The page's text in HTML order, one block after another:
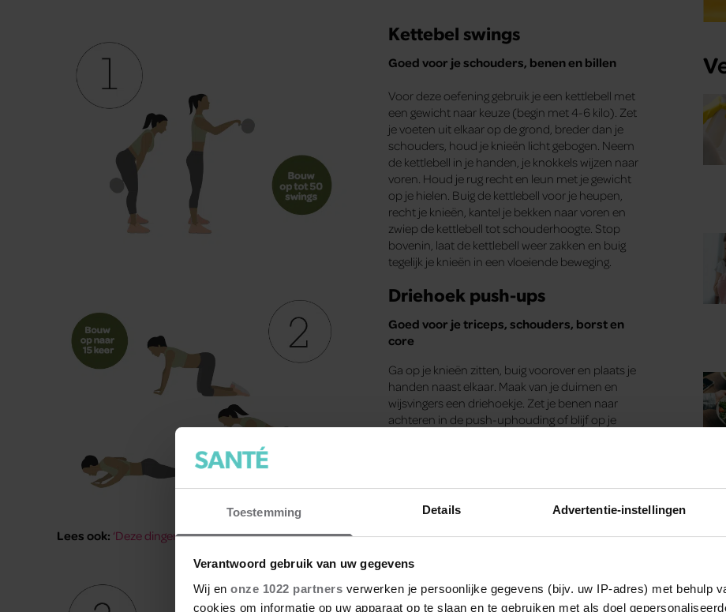
Toestemming Details Advertentie-instellingen
Verantwoord gebruik van uw gegevens
Wij en onze 1022 partners verwerken je persoonlijke gegevens (bijv. uw IP-adres) met behulp
cookies om informatie op uw apparaat op te slaan en te gebruiken met als doel
Kettebel swings
Goed voor je schouders, benen en billen
Voor deze oefening gebruik je een kettlebell met
een gewicht naar keuze (begin met 4-6 kilo). Zet
je voeten uit elkaar op de grond, breder dan je
schouders, houd je knieën licht gebogen. Neem
de kettlebell in je handen, je knokkels wijzen naar
voren. Houd je rug recht en leun met je gewicht
op je hielen. Buig de kettlebell voor je heupen,
recht je knieën, kantel je bekken naar voren en
zwiep de kettlebell tot schouderhoogte. Stop
bovenin, laat de kettlebell weer zakken en buig
tegelijk je knieën in een vloeiende beweging.
Driehoek push-ups
Goed voor je triceps, schouders, borst en
core
Ga op je knieën zitten, buig voorover en plaats je
handen naast elkaar. Maak van je duimen en
wijsvingers een driehoekje. Zet je benen naar
achteren in de push-uphouding of blijf op je
met je rug, zodat je de vloer niet raakt. Buig je
ellebogen en houd je handen in de
driehoeksvorm. Druk jezelf weer op.
Lees ook: ‘Deze dingen over spiermassa wist je nog niet’
Elleboog plank push-ups